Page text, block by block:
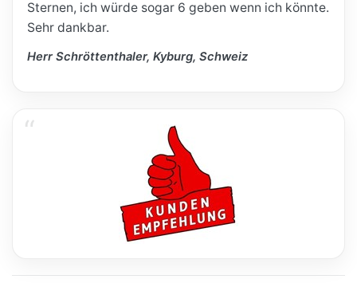
Sternen, ich würde sogar 6 geben wenn ich könnte.
Sehr dankbar.
Herr Schröttenthaler, Kyburg, Schweiz